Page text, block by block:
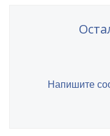
Напишите